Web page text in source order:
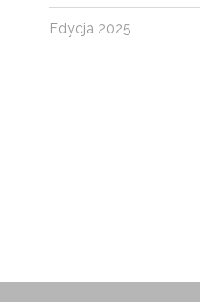
Edycja 2025